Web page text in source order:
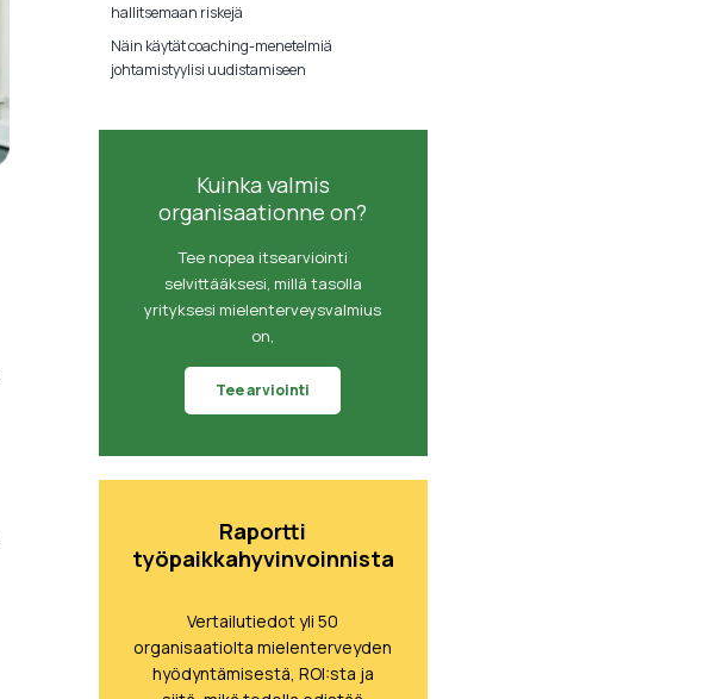
hallitsemaan riskejä
Näin käytät coaching-menetelmiä
johtamistyylisi uudistamiseen
Kuinka valmis
organisaationne on?
Tee nopea itsearviointi
selvittääksesi, millä tasolla
yrityksesi mielenterveysvalmius
on,
Tee arviointi
Raportti
työpaikkahyvinvoinnista
Vertailutiedot yli 50
organisaatiolta mielenterveyden
hyödyntämisestä, ROI:sta ja